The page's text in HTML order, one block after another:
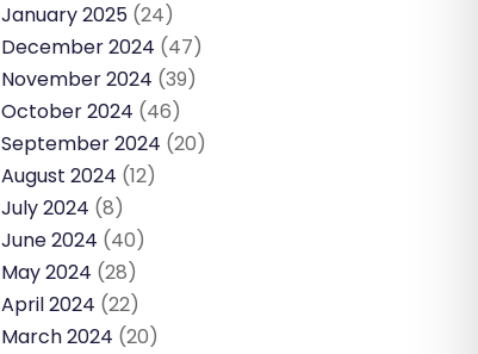
January 2025 (24)
December 2024 (47)
November 2024 (39)
October 2024 (46)
September 2024 (20)
August 2024 (12)
July 2024 (8)
June 2024 (40)
May 2024 (28)
April 2024 (22)
March 2024 (20)